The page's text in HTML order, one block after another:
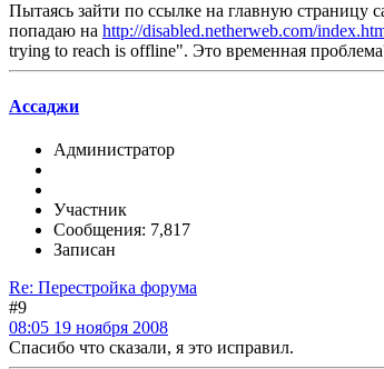
Пытаясь зайти по ссылке на главную страницу
попадаю на http://disabled.netherweb.com/
trying to reach is offline". Это временная
Ассаджи
Администратор
Участник
Сообщения: 7,817
Записан
Re: Перестройка форума
#9
08:05 19 ноября 2008
Спасибо что сказали, я это исправил.